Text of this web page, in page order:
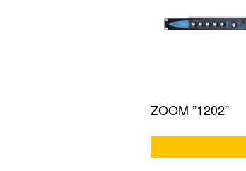
ZOOM ”1202”